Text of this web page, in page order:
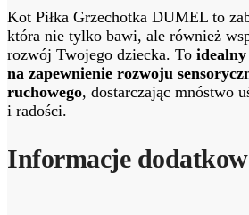
Kot Piłka Grzechotka DUMEL to
która nie tylko bawi, ale również
rozwój Twojego dziecka. To idealny
na zapewnienie rozwoju
ruchowego, dostarczając mnóstwo
i radości.
Informacje